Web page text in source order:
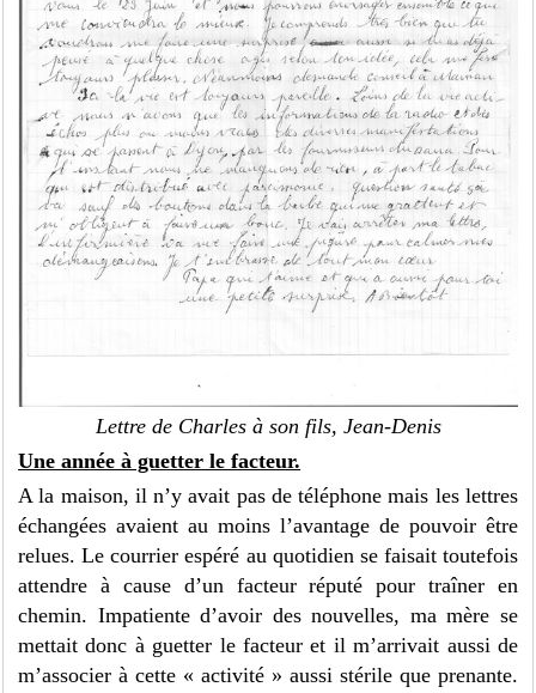
Lettre de Charles à son fils, Jean-Denis
Une année à guetter le facteur.
A la maison, il n’y avait pas de téléphone mais les lettres
échangées avaient au moins l’avantage de pouvoir être
relues. Le courrier espéré au quotidien se faisait toutefois
attendre à cause d’un facteur réputé pour traîner en
chemin. Impatiente d’avoir des nouvelles, ma mère se
mettait donc à guetter le facteur et il m’arrivait aussi de
m’associer à cette « activité » aussi stérile que prenante.